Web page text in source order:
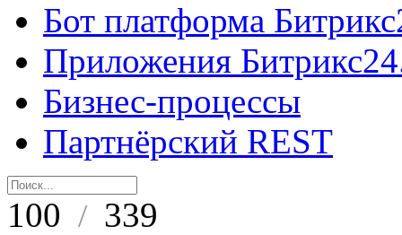
Бот платформа
Приложения
Бизнес-процессы
Партнёрский REST
100 / 339